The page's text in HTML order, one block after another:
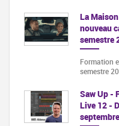
La
nouveau
semestre
Formation
semestre
Saw Up -
Live 12 -